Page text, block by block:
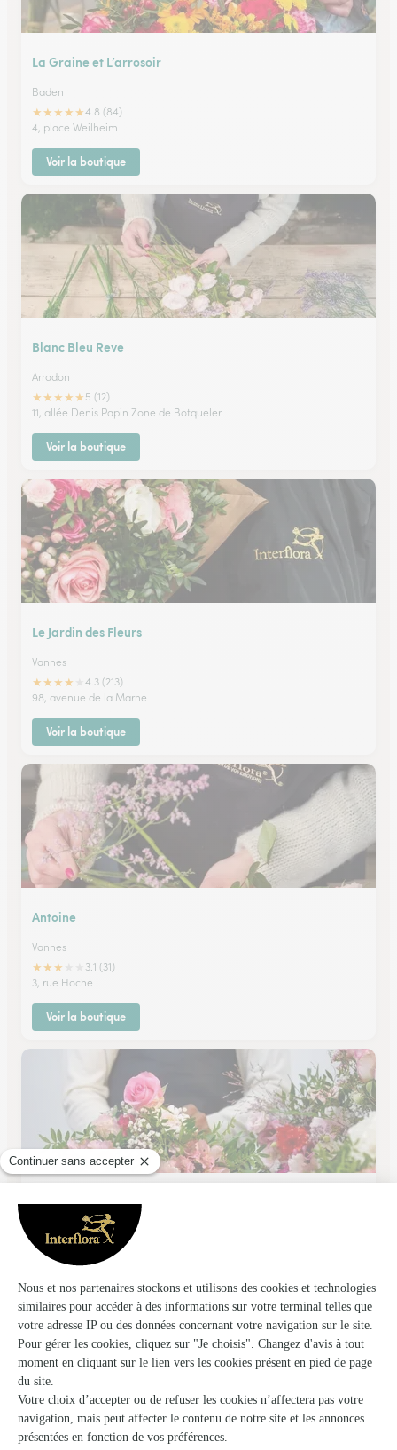
La Graine et L’arrosoir
Baden
★★★★★4.8 (84)
4, place Weilheim
Voir la boutique
Blanc Bleu Reve
Arradon
★★★★★ 5 (12)
11, allée Denis Papin Zone de Botqueler
Voir la boutique
Le Jardin des Fleurs
Vannes
★★★★
4.3 (213)
98, avenue de la Marne
Voir la boutique
Antoine
Vannes
★★★
3.1 (31)
3, rue Hoche
Voir la boutique
Ork’idee
Vannes
★★
4, place Lyautey 2, rue colonel Degrées du Lou
Voir la boutique